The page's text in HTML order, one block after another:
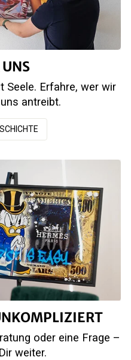
Erfahre, wer wir
antreibt.
oder eine Frage –
weiter.